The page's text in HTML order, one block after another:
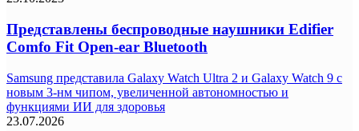
Представлены беспроводные наушники Edifier
Comfo Fit Open-ear Bluetooth
Samsung представила Galaxy Watch Ultra 2 и Galaxy Watch 9 с
новым 3-нм чипом, увеличенной автономностью и
функциями ИИ для здоровья
23.07.2026